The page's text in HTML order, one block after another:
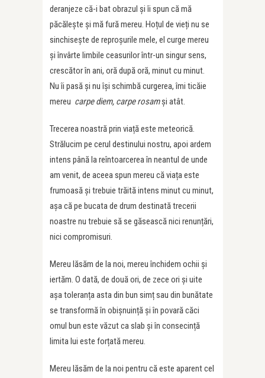
deranjeze că-i bat obrazul și îi spun că mă
păcălește și mă fură mereu. Hoțul de vieți nu se
sinchisește de reproșurile mele, el curge mereu
și învârte limbile ceasurilor într-un singur sens,
crescător în ani, oră după oră, minut cu minut.
Nu îi pasă și nu își schimbă curgerea, îmi ticăie
mereu carpe diem, carpe rosamși atât.
Trecerea noastră prin viață este meteorică.
Strălucim pe cerul destinului nostru, apoi ardem
intens până la reîntoarcerea în neantul de unde
am venit, de aceea spun mereu că viața este
frumoasă și trebuie trăită intens minut cu minut,
așa că pe bucata de drum destinată trecerii
noastre nu trebuie să se găsească nici renunțări,
nici compromisuri.
Mereu lăsăm de la noi, mereu închidem ochii și
iertăm. O dată, de două ori, de zece ori și uite
așa toleranța asta din bun simț sau din bunătate
se transformă în obișnuință și în povară căci
omul bun este văzut ca slab și în consecință
limita lui este forțată mereu.
Mereu lăsăm de la noi pentru că este aparent cel